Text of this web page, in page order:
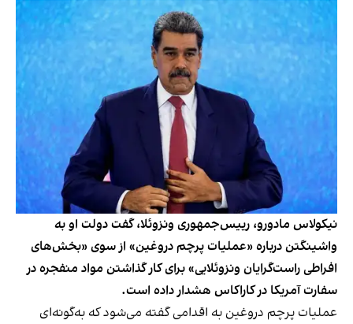
نیکولاس مادورو، رییس‌جمهوری ونزوئلا، گفت دولت او به
واشینگتن درباره «عملیات پرچم دروغین» از سوی «بخش‌های
افراطی راست‌گرایان ونزوئلایی» برای کار گذاشتن مواد منفجره در
سفارت آمریکا در کاراکاس هشدار داده است.
عملیات پرچم دروغین به اقدامی گفته می‌شود که به‌گونه‌ای